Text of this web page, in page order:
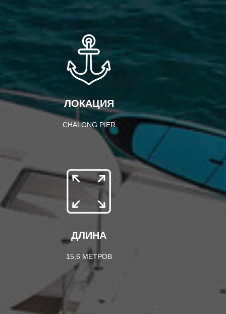
ЛОКАЦИЯ
CHALONG PIER
ДЛИНА
15,6 МЕТРОВ